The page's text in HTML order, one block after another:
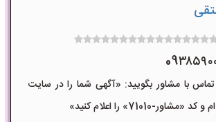
با مشاور بگویید: «آگهی شما را در سایت
71010» را اعلام کنید»